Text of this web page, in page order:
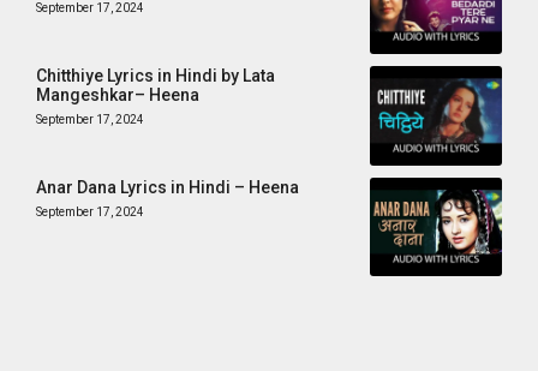
September 17, 2024
Chitthiye Lyrics in Hindi by Lata
Mangeshkar– Heena
September 17, 2024
Anar Dana Lyrics in Hindi – Heena
September 17, 2024